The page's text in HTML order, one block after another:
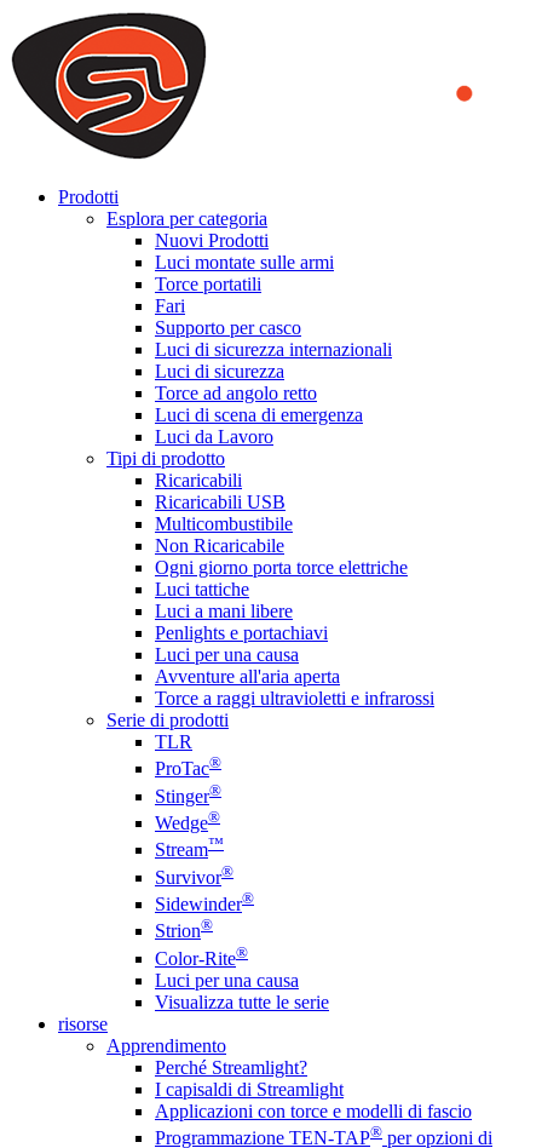
We use cookies to ensure that we provide you the best experience
on our website. By continuing to browse this website, you accept
that cookies are used to help us analyze how the website is used and
to offer you a better experience. To learn more or to find out how
you can disable cookies, you can access our
Prodotti
Esplora per categoria
Nuovi Prodotti
Luci montate sulle armi
Torce portatili
Fari
Supporto per casco
Luci di sicurezza internazionali
Luci di sicurezza
Torce ad angolo retto
Luci di scena di emergenza
Luci da Lavoro
Tipi di prodotto
Ricaricabili
Ricaricabili USB
Multicombustibile
Non Ricaricabile
Ogni giorno porta torce elettriche
Luci tattiche
Luci a mani libere
Penlights e portachiavi
Luci per una causa
Avventure all'aria aperta
Torce a raggi ultravioletti e infrarossi
Serie di prodotti
TLR
ProTac®
Stinger®
Wedge®
Stream™
Survivor®
Sidewinder®
Strion®
Color-Rite®
Luci per una causa
Visualizza tutte le serie
risorse
Apprendimento
Perché Streamlight?
I capisaldi di Streamlight
Applicazioni con torce e modelli di fascio
Programmazione TEN-TAP® per opzioni di